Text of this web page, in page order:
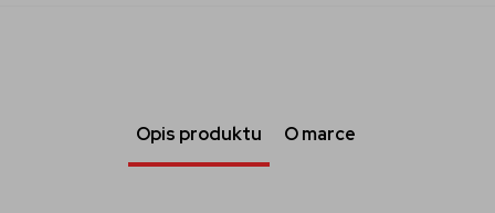
Opis produktu O marce